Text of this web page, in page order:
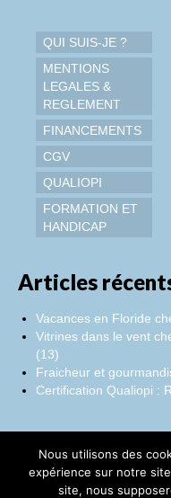
QUI SUIS-JE ?
MENTIONS
LEGALES &
REGLEMENT
FINANCEMENTS
CGV
QUALIOPI
FORMATION ET
HANDICAP
Articles
Vacances en Floride
Vitrines dans le vent
(13)
Fraicheur et
Certification Qualiopi :
Facebook
Instagram
LinkedIn
Nous utilisons des
expérience sur notre
site, nous